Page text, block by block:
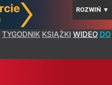
ROZWIŃ ▼
TYGODNIK KSIĄŻKI WIDEO DO